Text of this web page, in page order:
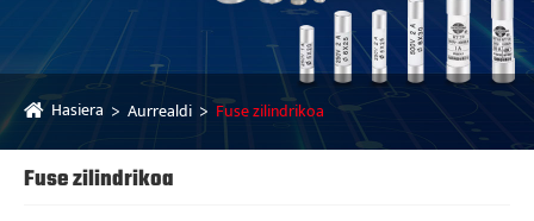
Hasiera Aurrealdi Fuse zilindrikoa
Fuse zilindrikoa